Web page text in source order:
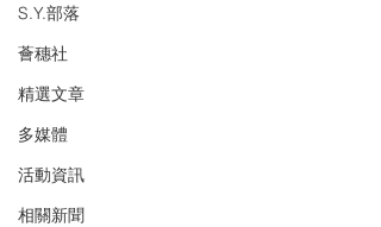
S.Y.部落
薈穗社
精選文章
多媒體
活動資訊
相關新聞